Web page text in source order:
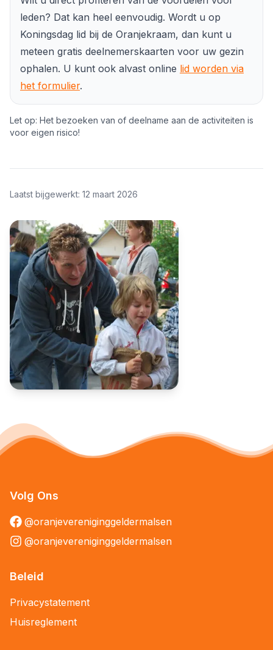
leden? Dat kan heel eenvoudig. Wordt u op
Koningsdag lid bij de Oranjekraam, dan kunt u
meteen gratis deelnemerskaarten voor uw gezin
ophalen. U kunt ook alvast online lid worden via
het formulier.
Let op: Het bezoeken van of deelname aan de activiteiten is
voor eigen risico!
Laatst bijgewerkt: 12 maart 2026
Volg Ons
@oranjevereniginggeldermalsen
@oranjevereniginggeldermalsen
Beleid
Privacystatement
Huisreglement